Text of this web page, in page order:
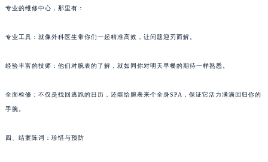
专业的维修中心，那里有：
专业工具：就像外科医生带你们一起精准高效，让问题迎刃而解。
经验丰富的技师：他们对腕表的了解，就如同你对明天早餐的期待一样熟悉。
全面检修：不仅是找回逃跑的日历，还能给腕表来个全身SPA，保证它活力满满回归你的
手腕。
四、结案陈词：珍惜与预防